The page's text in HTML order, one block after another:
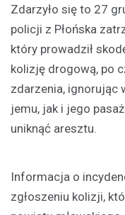
Zdarzyło się to 27
policji z Płońska
który prowadził
kolizję drogową, po
zdarzenia, ignorując
jemu, jak i jego
uniknąć aresztu.
Informacja o
zgłoszeniu kolizji,